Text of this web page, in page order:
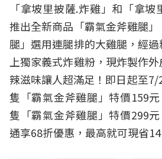
「拿坡里披薩.炸雞」和「拿
推出全新商品「霸氣金斧雞腿
腿」選用連腿排的大雞腿，經
上獨家義式炸雞粉，現炸製作
辣滋味讓人超滿足！即日起至7/
隻「霸氣金斧雞腿」特價159
隻「霸氣金斧雞腿」特價299
通享68折優惠，最高就可現省